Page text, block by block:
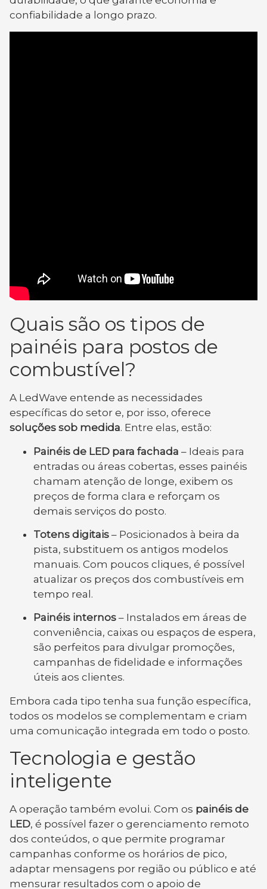
confiabilidade a longo prazo.
Quais são os tipos de
painéis para postos de
combustível?
A LedWave entende as necessidades
específicas do setor e, por isso, oferece
soluções sob medida. Entre elas, estão:
Painéis de LED para fachada – Ideais para
entradas ou áreas cobertas, esses painéis
chamam atenção de longe, exibem os
preços de forma clara e reforçam os
demais serviços do posto.
Totens digitais – Posicionados à beira da
pista, substituem os antigos modelos
manuais. Com poucos cliques, é possível
atualizar os preços dos combustíveis em
tempo real.
Painéis internos – Instalados em áreas de
conveniência, caixas ou espaços de espera,
são perfeitos para divulgar promoções,
campanhas de fidelidade e informações
úteis aos clientes.
Embora cada tipo tenha sua função específica,
todos os modelos se complementam e criam
uma comunicação integrada em todo o posto.
Tecnologia e gestão
inteligente
A operação também evolui. Com os painéis de
LED, é possível fazer o gerenciamento remoto
dos conteúdos, o que permite programar
campanhas conforme os horários de pico,
adaptar mensagens por região ou público e até
mensurar resultados com o apoio de